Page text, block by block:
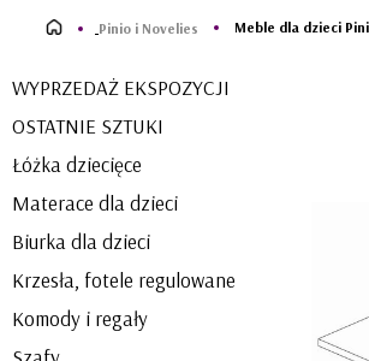
delikatność
kraina lodu
Kolekcja ZURIGO
wyjątkowy amarant
Pinio i Novelies Meble dla dzieci
WYPRZEDAŻ EKSPOZYCJI
OSTATNIE SZTUKI
Łóżka dziecięce
Materace dla dzieci
Biurka dla dzieci
Krzesła, fotele regulowane
Komody i regały